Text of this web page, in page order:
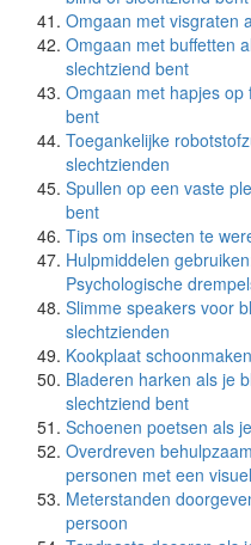
Omgaan met visgraten
Omgaan met buffetten
slechtziend bent
Omgaan met hapjes op
bent
Toegankelijke
slechtzienden
Spullen op een vaste
bent
Tips om insecten te
Hulpmiddelen
Psychologische
Slimme speakers voor
slechtzienden
Kookplaat
Bladeren harken als je
slechtziend bent
Schoenen poetsen als
Overdreven
personen met een
Meterstanden
persoon